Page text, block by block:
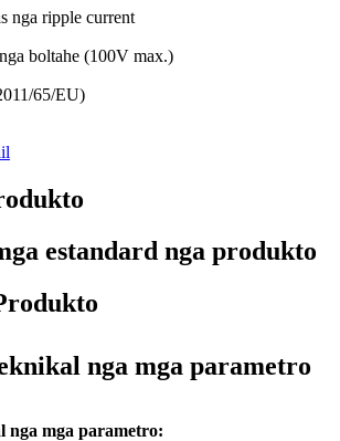
nga ripple current
boltahe (100V max.)
65/EU)
estandard nga produkto
nga mga parametro
nga mga parametro: